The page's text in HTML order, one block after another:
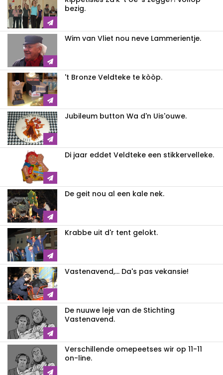
bezig.
Wim van Vliet nou neve Lammerientje.
't Bronze Veldteke te kòòp.
Jubileum button Wa d'n Uis'ouwe.
Di jaar eddet Veldteke een stikkervelleke.
De geit nou al een kale nek.
Krabbe uit d'r tent gelokt.
Vastenavend,... Da's pas vekansie!
De nuuwe leje van de Stichting
Vastenavend.
Verschillende omepeetses wir op 11-11
on-line.